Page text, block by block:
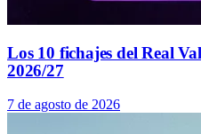
Los 10 fichajes del Real
2026/27
7 de agosto de 2026